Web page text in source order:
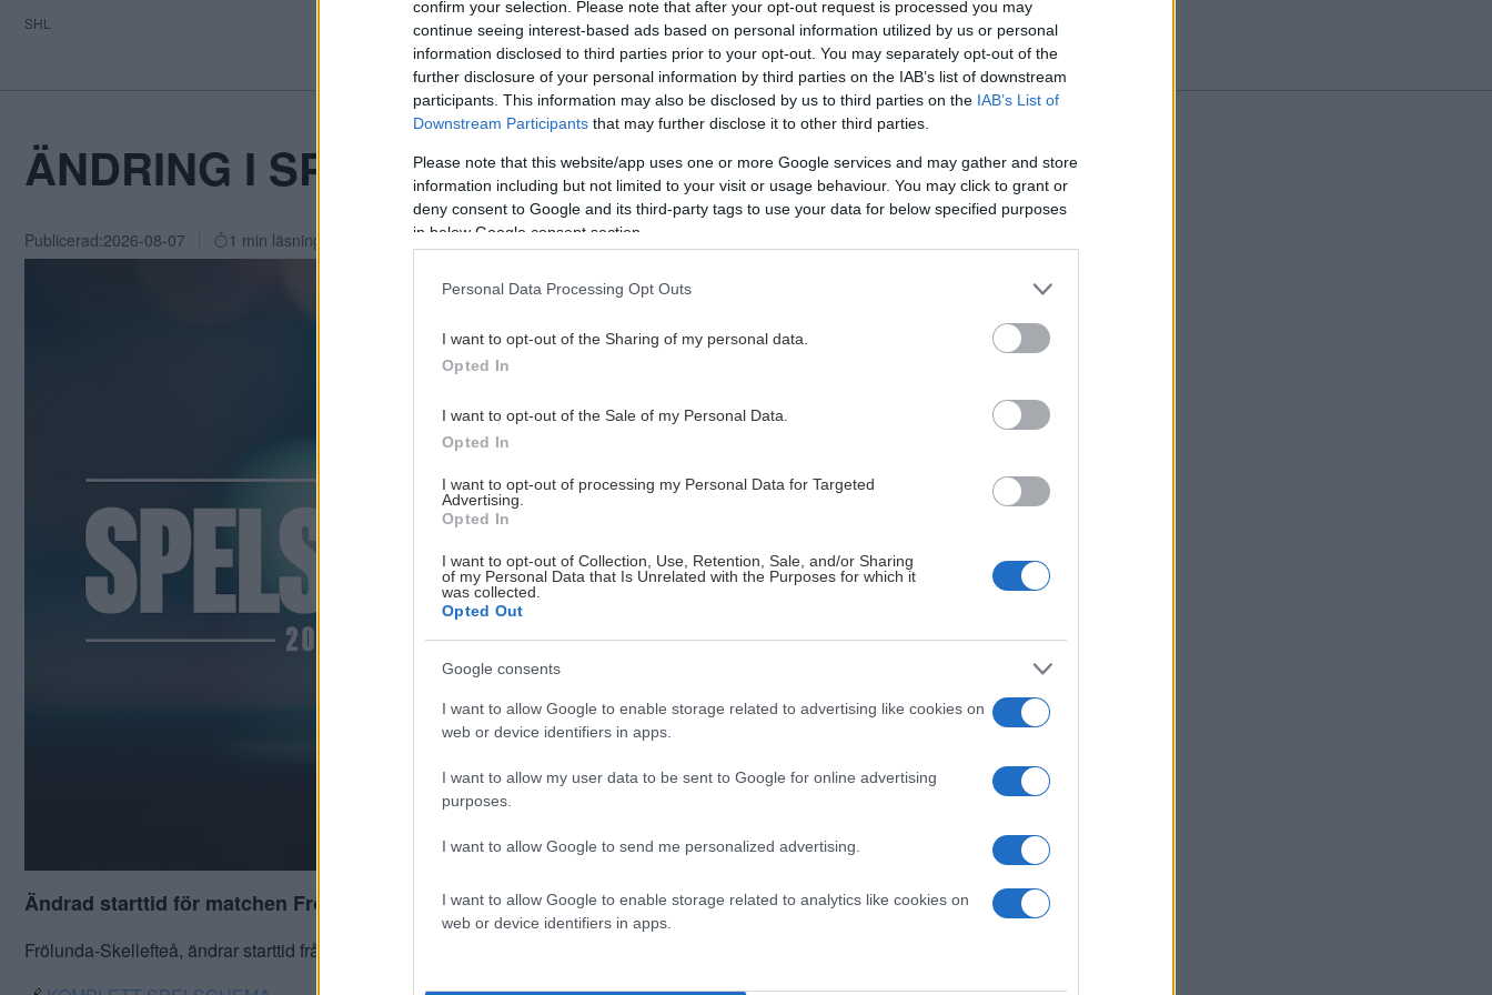
confirm your selection. Please note that after your opt-out request is processed you may
continue seeing interest-based ads based on personal information utilized by us or personal
information disclosed to third parties prior to your opt-out. You may separately opt-out of the
further disclosure of your personal information by third parties on the IAB’s list of downstream
participants. This information may also be disclosed by us to third parties on the IAB’s List of
Downstream Participants that may further disclose it to other third parties.
Please note that this website/app uses one or more Google services and may gather and store
information including but not limited to your visit or usage behaviour. You may click to grant or
deny consent to Google and its third-party tags to use your data for below specified purposes
in below Google consent section.
Personal Data Processing Opt Outs
I want to opt-out of the Sharing of my personal data.
Opted In
I want to opt-out of the Sale of my Personal Data.
Opted In
I want to opt-out of processing my Personal Data for Targeted
Advertising.
Opted In
I want to opt-out of Collection, Use, Retention, Sale, and/or Sharing
of my Personal Data that Is Unrelated with the Purposes for which it
was collected.
Opted Out
Google consents
I want to allow Google to enable storage related to advertising like cookies on
web or device identifiers in apps.
I want to allow my user data to be sent to Google for online advertising
purposes.
I want to allow Google to send me personalized advertising.
I want to allow Google to enable storage related to analytics like cookies on
web or device identifiers in apps.
SHL
ÄNDRING I SPELSCHEMAT 2026/2027
Publicerad:2026-08-07 1 min läsning
Ändrad starttid för matchen Frölunda-Skellefteå lördagen den 17 oktober.
Frölunda-Skellefteå, ändrar starttid från 18.00 till 15.15.